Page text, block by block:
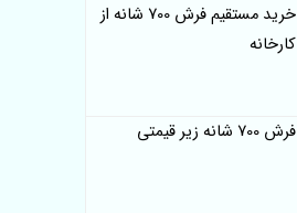
خرید مستقیم فرش 700 شانه از
کارخانه
فرش 700 شانه زیر قیمتی